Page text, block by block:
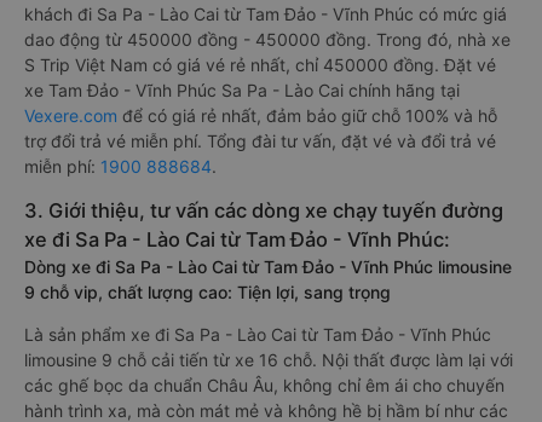
khách đi Sa Pa - Lào Cai từ Tam Đảo - Vĩnh Phúc có mức giá
dao động từ 450000 đồng - 450000 đồng. Trong đó, nhà xe
S Trip Việt Nam có giá vé rẻ nhất, chỉ 450000 đồng. Đặt vé
xe Tam Đảo - Vĩnh Phúc Sa Pa - Lào Cai chính hãng tại
Vexere.com để có giá rẻ nhất, đảm bảo giữ chỗ 100% và hỗ
trợ đổi trả vé miễn phí. Tổng đài tư vấn, đặt vé và đổi trả vé
miễn phí: 1900 888684.
3. Giới thiệu, tư vấn các dòng xe chạy tuyến đường
xe đi Sa Pa - Lào Cai từ Tam Đảo - Vĩnh Phúc:
Dòng xe đi Sa Pa - Lào Cai từ Tam Đảo - Vĩnh Phúc limousine
9 chỗ vip, chất lượng cao: Tiện lợi, sang trọng
Là sản phẩm xe đi Sa Pa - Lào Cai từ Tam Đảo - Vĩnh Phúc
limousine 9 chỗ cải tiến từ xe 16 chỗ. Nội thất được làm lại với
các ghế bọc da chuẩn Châu Âu, không chỉ êm ái cho chuyến
hành trình xa, mà còn mát mẻ và không hề bị hầm bí như các